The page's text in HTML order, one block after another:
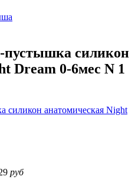
пустышка силикон
Dream 0-6мес N 1
руб